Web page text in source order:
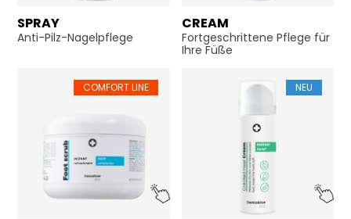
SPRAY
Anti-Pilz-Nagelpflege
CREAM
Fortgeschrittene Pflege für
Ihre Füße
COMFORT LINE NEU